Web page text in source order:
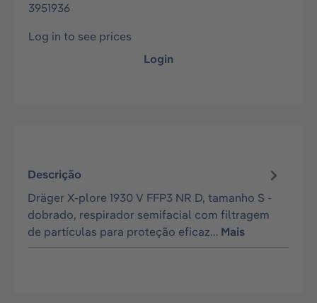
3951936
Log in to see prices
Login
Descrição
Dräger X-plore 1930 V FFP3 NR D, tamanho S -
dobrado, respirador semifacial com filtragem
de partículas para proteção eficaz… Mais